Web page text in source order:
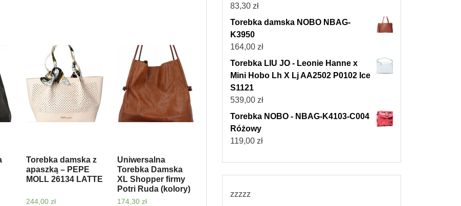
Torebka damska z
apaszką – PEPE
MOLL 26134 LATTE
244,00 zł
Uniwersalna
Torebka Damska
XL Shopper firmy
Potri Ruda (kolory)
174,30 zł
83,30 zł
Torebka damska NOBO NBAG-
K3950
164,00 zł
Torebka LIU JO - Leonie Hanne x
Mini Hobo Lh X Lj AA2502 P0102 Ice
S1121
539,00 zł
Torebka NOBO - NBAG-K4103-C004
Różowy
119,00 zł
zzzzz